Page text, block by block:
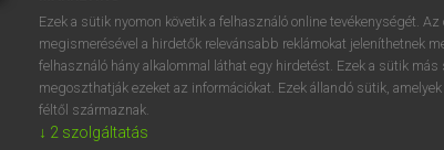
BELÉPÉS
Ezek a sütik nyomon követik a felhasználó online tevékenységét.
megismerésével a hirdetők relevánsabb reklámokat jeleníthetnek
felhasználó hány alkalommal láthat egy hirdetést. Ezek a sütik
megoszthatják ezeket az információkat. Ezek állandó sütik,
féltől származnak.
↓ 2 szolgáltatás